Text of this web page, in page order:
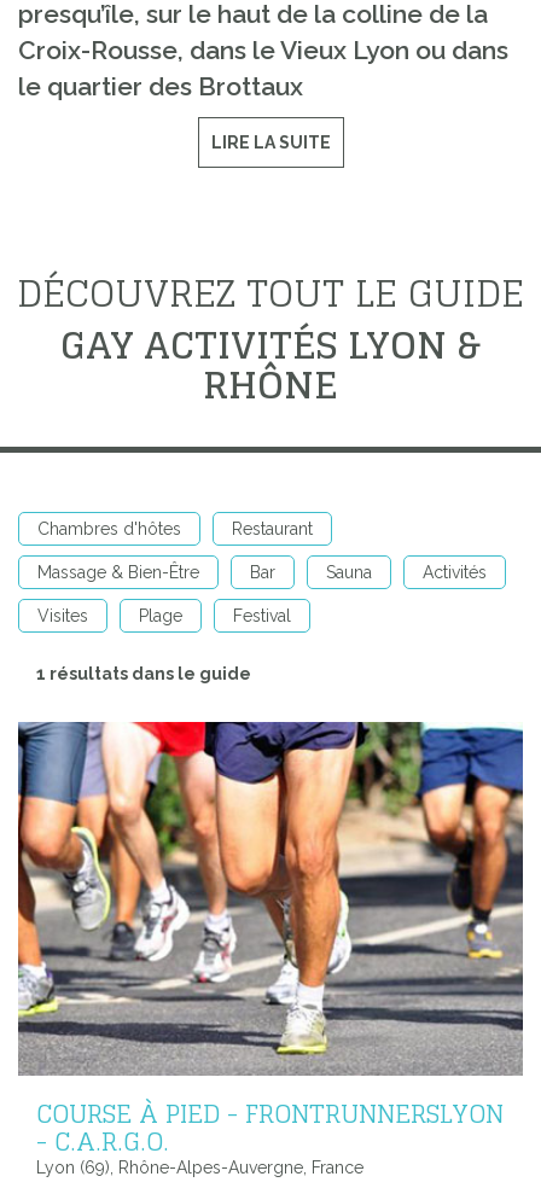
presqu’île, sur le haut de la colline de la
Croix-Rousse, dans le Vieux Lyon ou dans
le quartier des Brottaux
LIRE LA SUITE
DÉCOUVREZ TOUT LE GUIDE
GAY ACTIVITÉS LYON &
RHÔNE
Chambres d'hôtes Restaurant
Massage & Bien-Être Bar Sauna Activités
Visites Plage Festival
1 résultats dans le guide
COURSE À PIED - FRONTRUNNERSLYON
- C.A.R.G.O.
Lyon (69), Rhône-Alpes-Auvergne, France